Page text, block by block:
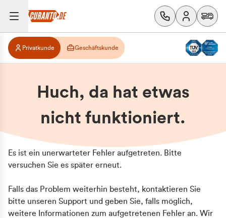
Privatkunde Geschäftskunde
Huch, da hat etwas
nicht funktioniert.
Es ist ein unerwarteter Fehler aufgetreten. Bitte
versuchen Sie es später erneut.
Falls das Problem weiterhin besteht, kontaktieren Sie
bitte unseren Support und geben Sie, falls möglich,
weitere Informationen zum aufgetretenen Fehler an. Wir